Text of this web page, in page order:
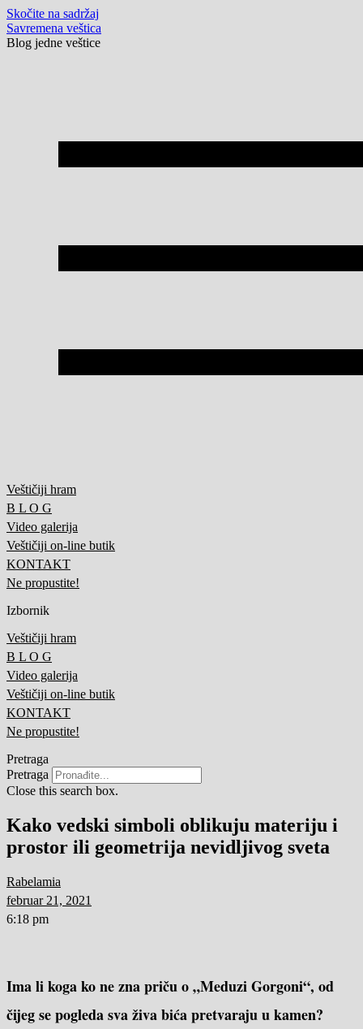
Skočite na sadržaj
Savremena veštica
Blog jedne veštice
Veštičiji hram
B L O G
Video galerija
Veštičiji on-line butik
KONTAKT
Ne propustite!
Izbornik
Veštičiji hram
B L O G
Video galerija
Veštičiji on-line butik
KONTAKT
Ne propustite!
Pretraga
Pretraga
Close this search box.
Kako vedski simboli oblikuju materiju i
prostor ili geometrija nevidljivog sveta
Rabelamia
februar 21, 2021
6:18 pm
Ima li koga ko ne zna priču o „Meduzi Gorgoni“, od
čijeg se pogleda sva živa bića pretvaraju u kamen?